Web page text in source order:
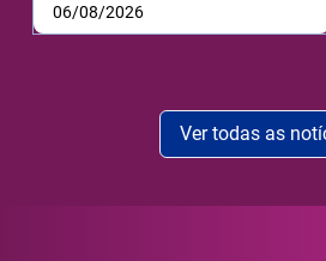
06/08/2026
Ver todas as